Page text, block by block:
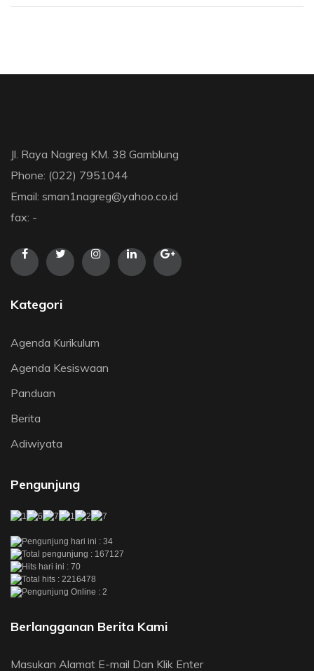
Jl. Raya Nagreg KM. 38 Gamblung
Phone: (022) 7951044
Email: sman1nagreg@yahoo.co.id
fax: -
Kategori
Agenda Kurikulum
Agenda Kesiswaan
Panduan
Berita
Adiwiyata
Pengunjung
Pengunjung hari ini : 34
Total pengunjung : 167127
Hits hari ini : 70
Total hits : 2216478
Pengunjung Online : 2
Berlangganan Berita Kami
Masukan Alamat E-mail Dan Klik Enter